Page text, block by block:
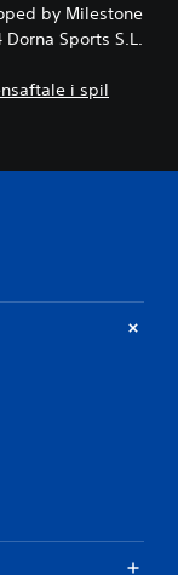
by Milestone
Sports S.L.
i spil